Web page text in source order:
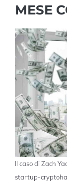
MESE
Il caso di Zach
startup-